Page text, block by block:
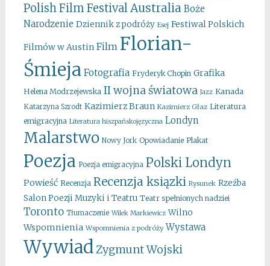
Polish Film FestivalAustralia Boże
Narodzenie Dziennik z podróży Esej Festiwal Polskich
Filmów w Austin Film Florian-
Śmieja Fotografia Fryderyk Chopin Grafika
Helena Modrzejewska II wojna światowa Jazz Kanada
Katarzyna Szrodt Kazimierz Braun Kazimierz Głaz Literatura
emigracyjna Literatura hiszpańskojęzyczna Londyn
Malarstwo Nowy Jork Opowiadanie Plakat
Poezja Poezja emigracyjna Polski Londyn
Powieść Recenzja Recenzja ksiązki Rysunek Rzeźba
Salon Poezji Muzyki i Teatru Teatr spełnionych nadziei
Toronto Tłumaczenie Wilek Markiewicz Wilno
Wspomnienia Wspomnienia z podróży Wystawa
WywiadZygmunt Wojski